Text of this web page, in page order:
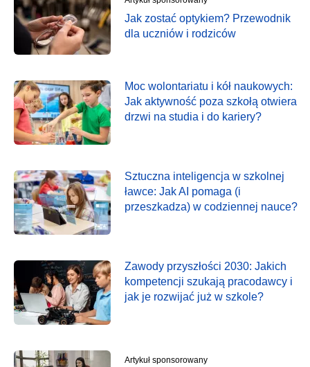
Jak zostać optykiem? Przewodnik
dla uczniów i rodziców
Moc wolontariatu i kół naukowych:
Jak aktywność poza szkołą otwiera
drzwi na studia i do kariery?
Sztuczna inteligencja w szkolnej
ławce: Jak AI pomaga (i
przeszkadza) w codziennej nauce?
Zawody przyszłości 2030: Jakich
kompetencji szukają pracodawcy i
jak je rozwijać już w szkole?
Artykuł sponsorowany